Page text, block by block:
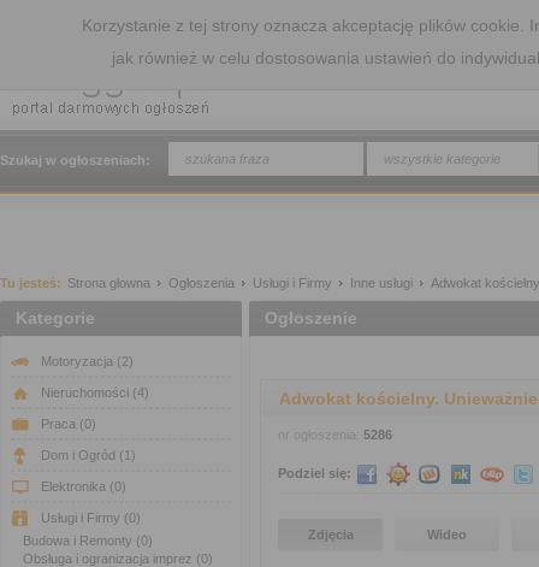
Szukaj w ogłoszeniach: wszystkie kategorie
Tu jesteś: Strona głowna Ogłoszenia Usługi i Firmy Inne usługi Adwokat
Kategorie
Motoryzacja (2)
Nieruchomości (4)
Praca (0)
Dom i Ogród (1)
Elektronika (0)
Usługi i Firmy (0)
Budowa i Remonty (0)
Obsługa i ogranizacja imprez (0)
Ogłoszenie
Adwokat kościelny.
nr ogłoszenia: 5286
Podziel się:
Zdjęcia Wideo
Korzystanie z tej strony oznacza akceptację plików cookie.
jak również w celu dostosowania ustawień do